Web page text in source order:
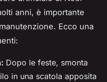
anni, è importante
Ecco una
Dopo le feste, smonta
in una scatola apposita